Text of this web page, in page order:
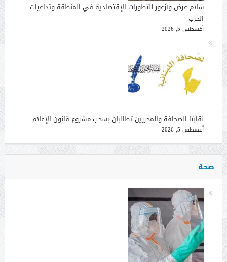
سلام عرض وأزعور للتطورات الإقتصادية في المنطقة وتداعيات
الحرب
أغسطس 5, 2026
نقابتا الصحافة والمحررين تطالبان بسحب مشروع قانون الإعلام
أغسطس 5, 2026
صحة